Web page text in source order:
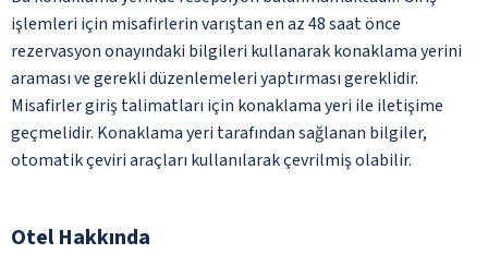
işlemleri için misafirlerin varıştan en az 48 saat önce
rezervasyon onayındaki bilgileri kullanarak konaklama yerini
araması ve gerekli düzenlemeleri yaptırması gereklidir.
Misafirler giriş talimatları için konaklama yeri ile iletişime
geçmelidir. Konaklama yeri tarafından sağlanan bilgiler,
otomatik çeviri araçları kullanılarak çevrilmiş olabilir.
Otel Hakkında